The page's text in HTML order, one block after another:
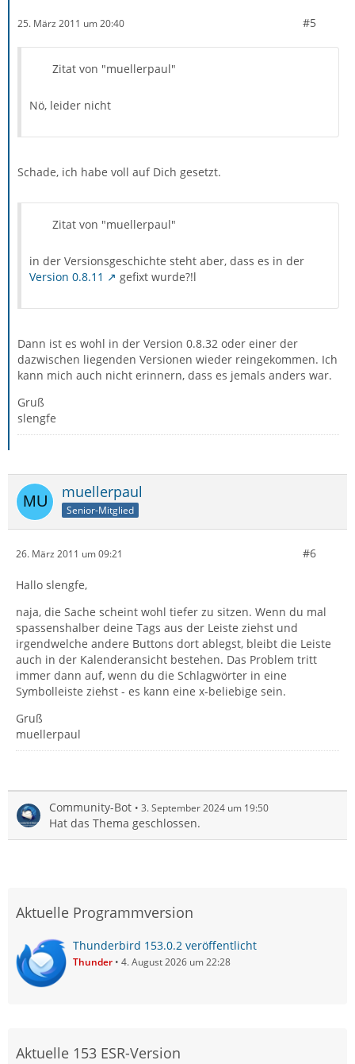
25. März 2011 um 20:40 #5
Zitat von "muellerpaul"
Nö, leider nicht
Schade, ich habe voll auf Dich gesetzt.
Zitat von "muellerpaul"
in der Versionsgeschichte steht aber, dass es in der
Version 0.8.11
gefixt wurde?!l
Dann ist es wohl in der Version 0.8.32 oder einer der
dazwischen liegenden Versionen wieder reingekommen. Ich
kann mich auch nicht erinnern, dass es jemals anders war.
Gruß
slengfe
muellerpaul
Senior-Mitglied
26. März 2011 um 09:21 #6
Hallo slengfe,
naja, die Sache scheint wohl tiefer zu sitzen. Wenn du mal
spassenshalber deine Tags aus der Leiste ziehst und
irgendwelche andere Buttons dort ablegst, bleibt die Leiste
auch in der Kalenderansicht bestehen. Das Problem tritt
immer dann auf, wenn du die Schlagwörter in eine
Symbolleiste ziehst - es kann eine x-beliebige sein.
Gruß
muellerpaul
Community-Bot 3. September 2024 um 19:50
Hat das Thema geschlossen.
Aktuelle Programmversion
Thunderbird 153.0.2 veröffentlicht
Thunder 4. August 2026 um 22:28
Aktuelle 153 ESR-Version